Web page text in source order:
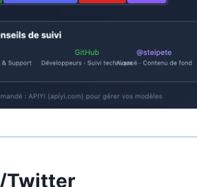
Twitter